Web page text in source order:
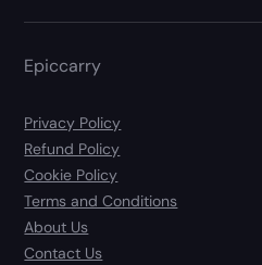
Epiccarry
Privacy Policy
Refund Policy
Cookie Policy
Terms and Conditions
About Us
Contact Us